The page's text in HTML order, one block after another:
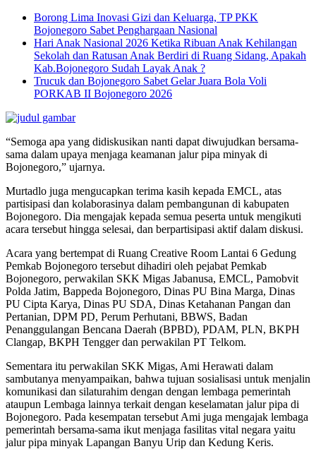
Borong Lima Inovasi Gizi dan Keluarga, TP PKK
Bojonegoro Sabet Penghargaan Nasional
Hari Anak Nasional 2026 Ketika Ribuan Anak Kehilangan
Sekolah dan Ratusan Anak Berdiri di Ruang Sidang, Apakah
Kab.Bojonegoro Sudah Layak Anak ?
Trucuk dan Bojonegoro Sabet Gelar Juara Bola Voli
PORKAB II Bojonegoro 2026
“Semoga apa yang didiskusikan nanti dapat diwujudkan bersama-
sama dalam upaya menjaga keamanan jalur pipa minyak di
Bojonegoro,” ujarnya.
Murtadlo juga mengucapkan terima kasih kepada EMCL, atas
partisipasi dan kolaborasinya dalam pembangunan di kabupaten
Bojonegoro. Dia mengajak kepada semua peserta untuk mengikuti
acara tersebut hingga selesai, dan berpartisipasi aktif dalam diskusi.
Acara yang bertempat di Ruang Creative Room Lantai 6 Gedung
Pemkab Bojonegoro tersebut dihadiri oleh pejabat Pemkab
Bojonegoro, perwakilan SKK Migas Jabanusa, EMCL, Pamobvit
Polda Jatim, Bappeda Bojonegoro, Dinas PU Bina Marga, Dinas
PU Cipta Karya, Dinas PU SDA, Dinas Ketahanan Pangan dan
Pertanian, DPM PD, Perum Perhutani, BBWS, Badan
Penanggulangan Bencana Daerah (BPBD), PDAM, PLN, BKPH
Clangap, BKPH Tengger dan perwakilan PT Telkom.
Sementara itu perwakilan SKK Migas, Ami Herawati dalam
sambutanya menyampaikan, bahwa tujuan sosialisasi untuk menjalin
komunikasi dan silaturahim dengan dengan lembaga pemerintah
ataupun Lembaga lainnya terkait dengan keselamatan jalur pipa di
Bojonegoro. Pada kesempatan tersebut Ami juga mengajak lembaga
pemerintah bersama-sama ikut menjaga fasilitas vital negara yaitu
jalur pipa minyak Lapangan Banyu Urip dan Kedung Keris.